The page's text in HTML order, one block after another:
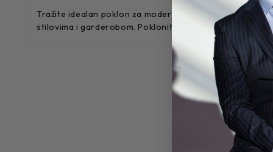
Tražite idealan poklon za modernog muškarca? Muški
stilovima i garderobom. Poklonite toplinu, kvalitet i stil